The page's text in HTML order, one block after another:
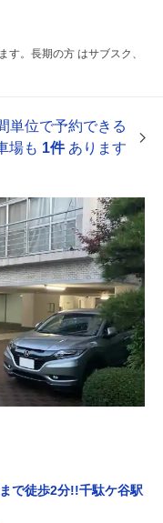
す。長期の方 はサブスク、
単位で予約できる
場も 1件あります
で徒歩2分!!千駄ケ谷駅